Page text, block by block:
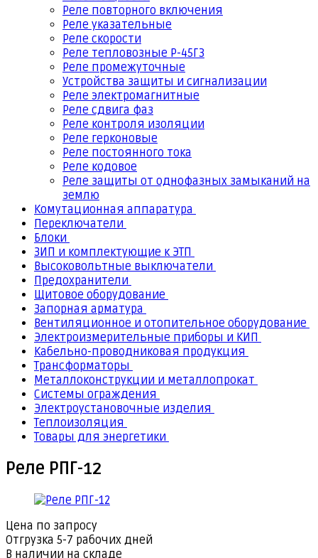
Реле повторного включения
Реле указательные
Реле скорости
Реле тепловозные Р-45Г3
Реле промежуточные
Устройства защиты и сигнализации
Реле электромагнитные
Реле сдвига фаз
Реле контроля изоляции
Реле герконовые
Реле постоянного тока
Реле кодовое
Реле защиты от однофазных замыканий на
землю
Комутационная аппаратура
Переключатели
Блоки
ЗИП и комплектующие к ЭТП
Высоковольтные выключатели
Предохранители
Щитовое оборудование
Запорная арматура
Вентиляционное и отопительное оборудование
Электроизмерительные приборы и КИП
Кабельно-проводниковая продукция
Трансформаторы
Металлоконструкции и металлопрокат
Системы ограждения
Электроустановочные изделия
Теплоизоляция
Товары для энергетики
Реле РПГ-12
Цена по запросу
Отгрузка 5-7 рабочих дней
В наличии на складе